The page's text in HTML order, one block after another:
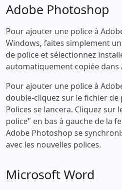
Adobe Photoshop
Pour ajouter une police à
Windows, faites simplement
de police et sélectionnez
automatiquement copiée dans
Pour ajouter une police à
double-cliquez sur le fichier de
Polices se lancera. Cliquez sur
police" en bas à gauche de la
Adobe Photoshop se
avec les nouvelles polices.
Microsoft Word